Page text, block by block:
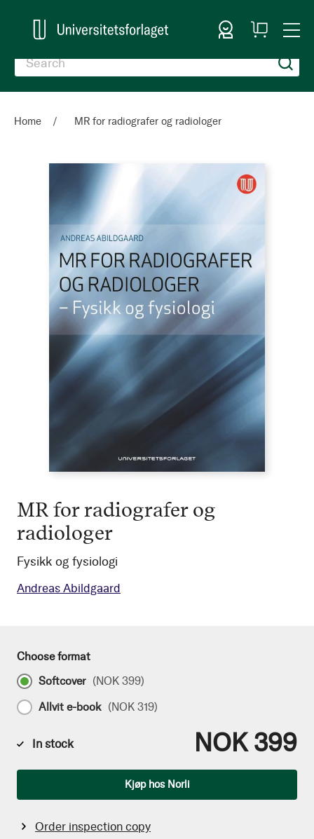
Sign In
My
Cart
Home MR for radiografer og radiologer
MR for radiografer og
radiologer
Fysikk og fysiologi
Andreas Abildgaard
Choose format
Softcover (NOK 399)
Allvit e-book (NOK 319)
In stock NOK 399
Kjøp hos Norli
Order inspection copy